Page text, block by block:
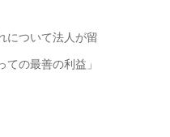
について法人が留
の最善の利益」